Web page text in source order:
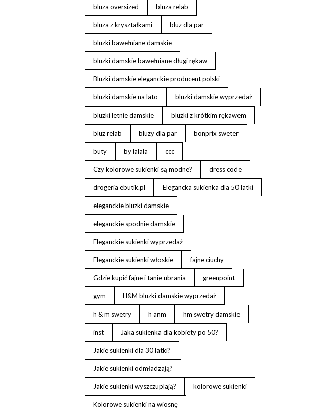
bluza oversized bluza relab
bluza z kryształkami bluz dla par
bluzki bawełniane damskie
bluzki damskie bawełniane długi rękaw
Bluzki damskie eleganckie producent polski
bluzki damskie na lato bluzki damskie wyprzedaż
bluzki letnie damskie bluzki z krótkim rękawem
bluz relab bluzy dla par bonprix sweter
buty by lalala ccc
Czy kolorowe sukienki są modne? dress code
drogeria ebutik.pl Elegancka sukienka dla 50 latki
eleganckie bluzki damskie
eleganckie spodnie damskie
Eleganckie sukienki wyprzedaż
Eleganckie sukienki włoskie fajne ciuchy
Gdzie kupić fajne i tanie ubrania greenpoint
gym H&M bluzki damskie wyprzedaż
h & m swetry h anm hm swetry damskie
inst Jaka sukienka dla kobiety po 50?
Jakie sukienki dla 30 latki?
Jakie sukienki odmładzają?
Jakie sukienki wyszczuplają? kolorowe sukienki
Kolorowe sukienki na wiosnę